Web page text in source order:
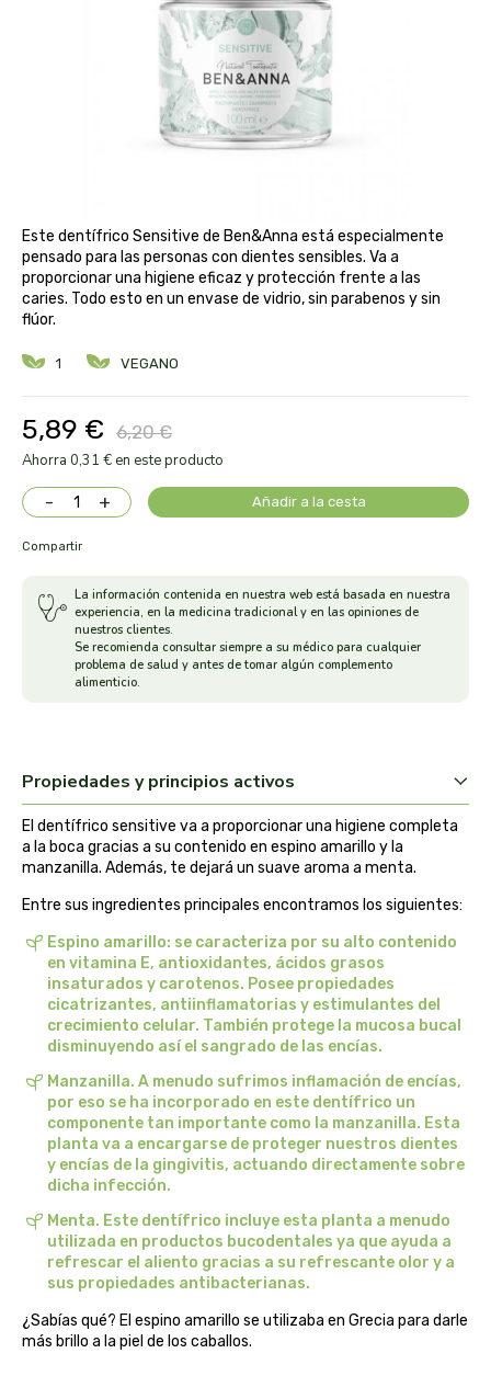
Este dentífrico Sensitive de Ben&Anna está especialmente
pensado para las personas con dientes sensibles. Va a
proporcionar una higiene eficaz y protección frente a las
caries. Todo esto en un envase de vidrio, sin parabenos y sin
flúor.
1 VEGANO
5,89 € 6,20 €
Ahorra 0,31 € en este producto
- + Añadir a la cesta
Compartir
La información contenida en nuestra web está basada en nuestra
experiencia, en la medicina tradicional y en las opiniones de
nuestros clientes.
Se recomienda consultar siempre a su médico para cualquier
problema de salud y antes de tomar algún complemento
alimenticio.
Propiedades y principios activos
El dentífrico sensitive va a proporcionar una higiene completa
a la boca gracias a su contenido en espino amarillo y la
manzanilla. Además, te dejará un suave aroma a menta.
Entre sus ingredientes principales encontramos los siguientes:
Espino amarillo: se caracteriza por su alto contenido
en vitamina E, antioxidantes, ácidos grasos
insaturados y carotenos. Posee propiedades
cicatrizantes, antiinflamatorias y estimulantes del
crecimiento celular. También protege la mucosa bucal
disminuyendo así el sangrado de las encías.
Manzanilla. A menudo sufrimos inflamación de encías,
por eso se ha incorporado en este dentífrico un
componente tan importante como la manzanilla. Esta
planta va a encargarse de proteger nuestros dientes
y encías de la gingivitis, actuando directamente sobre
dicha infección.
Menta. Este dentífrico incluye esta planta a menudo
utilizada en productos bucodentales ya que ayuda a
refrescar el aliento gracias a su refrescante olor y a
sus propiedades antibacterianas.
¿Sabías qué? El espino amarillo se utilizaba en Grecia para darle
más brillo a la piel de los caballos.
antiox y nutricosmética
hormonal y salud sexual
vista y oídos
protección solar y mosquitos
diy cremas caseras
conservas, patés y sopas
aloe pura laboratorios
alta pasticceria italiana
alter nativa 3
amapola
ana maria lajusticia
anae
armonia
arnidol
arrasate
arteoliva
artesania agricola
bach original
banban
bauck hof
bellsola
belsi
ben&anna
biarritz
bifemme
biobel
biobio
biocop